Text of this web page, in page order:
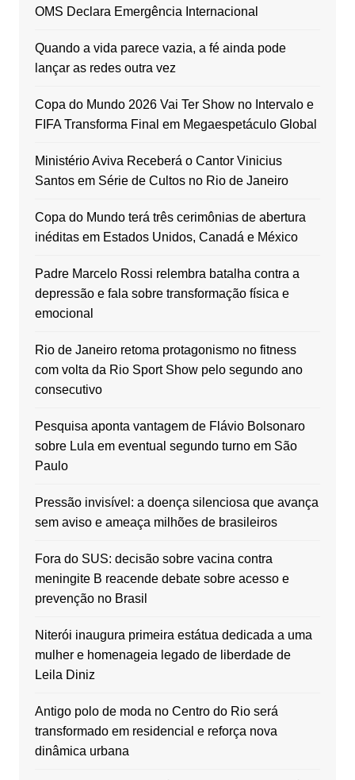
OMS Declara Emergência Internacional
Quando a vida parece vazia, a fé ainda pode
lançar as redes outra vez
Copa do Mundo 2026 Vai Ter Show no Intervalo e
FIFA Transforma Final em Megaespetáculo Global
Ministério Aviva Receberá o Cantor Vinicius
Santos em Série de Cultos no Rio de Janeiro
Copa do Mundo terá três cerimônias de abertura
inéditas em Estados Unidos, Canadá e México
Padre Marcelo Rossi relembra batalha contra a
depressão e fala sobre transformação física e
emocional
Rio de Janeiro retoma protagonismo no fitness
com volta da Rio Sport Show pelo segundo ano
consecutivo
Pesquisa aponta vantagem de Flávio Bolsonaro
sobre Lula em eventual segundo turno em São
Paulo
Pressão invisível: a doença silenciosa que avança
sem aviso e ameaça milhões de brasileiros
Fora do SUS: decisão sobre vacina contra
meningite B reacende debate sobre acesso e
prevenção no Brasil
Niterói inaugura primeira estátua dedicada a uma
mulher e homenageia legado de liberdade de
Leila Diniz
Antigo polo de moda no Centro do Rio será
transformado em residencial e reforça nova
dinâmica urbana